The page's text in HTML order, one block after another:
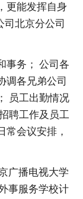
更能发挥自身
北京分公司
事务； 公司各
调各兄弟公司
员工出勤情况
聘工作及员工
常会议安排，
广播电视大学
事服务学校计